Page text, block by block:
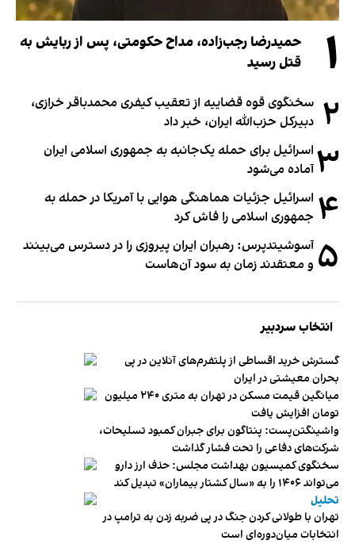
۱
حمیدرضا رجب‌زاده، مداح حکومتی، پس از ربایش به
قتل رسید
۲ سخنگوی قوه قضاییه از تعقیب کیفری محمدباقر خرازی،
دبیر‌کل حزب‌الله ایران، خبر داد
۳ اسرائیل برای حمله یک‌جانبه به جمهوری اسلامی ایران
آماده می‌شود
۴ اسرائیل جزئیات هماهنگی هوایی با آمریکا در حمله به
جمهوری اسلامی را فاش کرد
۵ آسوشیتدپرس: رهبران ایران پیروزی را در دسترس می‌بینند
و معتقدند زمان به سود آن‌هاست
انتخاب سردبیر
گسترش خرید اقساطی از پلتفرم‌های آنلاین در پی
بحران معیشتی در ایران
میانگین قیمت مسکن در تهران به متری ۲۴۰ میلیون
تومان افزایش یافت
واشینگتن‌پست: پنتاگون برای جبران کمبود تسلیحات،
شرکت‌های دفاعی را تحت فشار گذاشت
سخنگوی کمیسیون بهداشت مجلس: حذف ارز دارو
می‌تواند ۱۴۰۶ را به «سال کشتار بیماران» تبدیل کند
تحلیل
تهران با طولانی کردن جنگ در پی ضربه زدن به ترامپ در
انتخابات میان‌دوره‌ای است